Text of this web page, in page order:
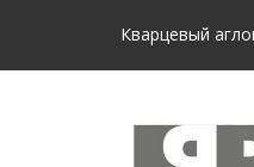
Кварцевый